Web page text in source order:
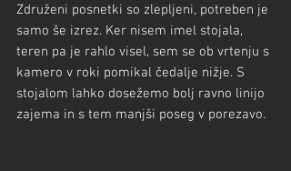
Združeni posnetki so zlepljeni, potreben je
samo še izrez. Ker nisem imel stojala,
teren pa je rahlo visel, sem se ob vrtenju s
kamero v roki pomikal čedalje nižje. S
stojalom lahko dosežemo bolj ravno linijo
zajema in s tem manjši poseg v porezavo.